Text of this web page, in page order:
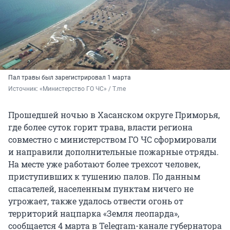
Пал травы был зарегистрировал 1 марта
Источник: «Министерство ГО ЧС» / T.me
Прошедшей ночью в Хасанском округе Приморья,
где более суток горит трава, власти региона
совместно с министерством ГО ЧС сформировали
и направили дополнительные пожарные отряды.
На месте уже работают более трехсот человек,
приступивших к тушению палов. По данным
спасателей, населенным пунктам ничего не
угрожает, также удалось отвести огонь от
территорий нацпарка «Земля леопарда»,
сообщается 4 марта в Telegram-канале губернатора